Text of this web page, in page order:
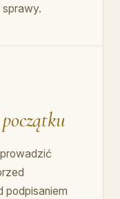
sprawy.
podpisaniem